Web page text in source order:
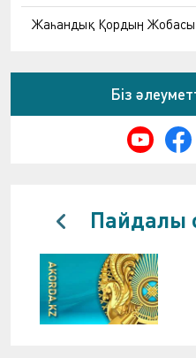
Жаһандық Қордың Жобасы
Біз
Пайдалы